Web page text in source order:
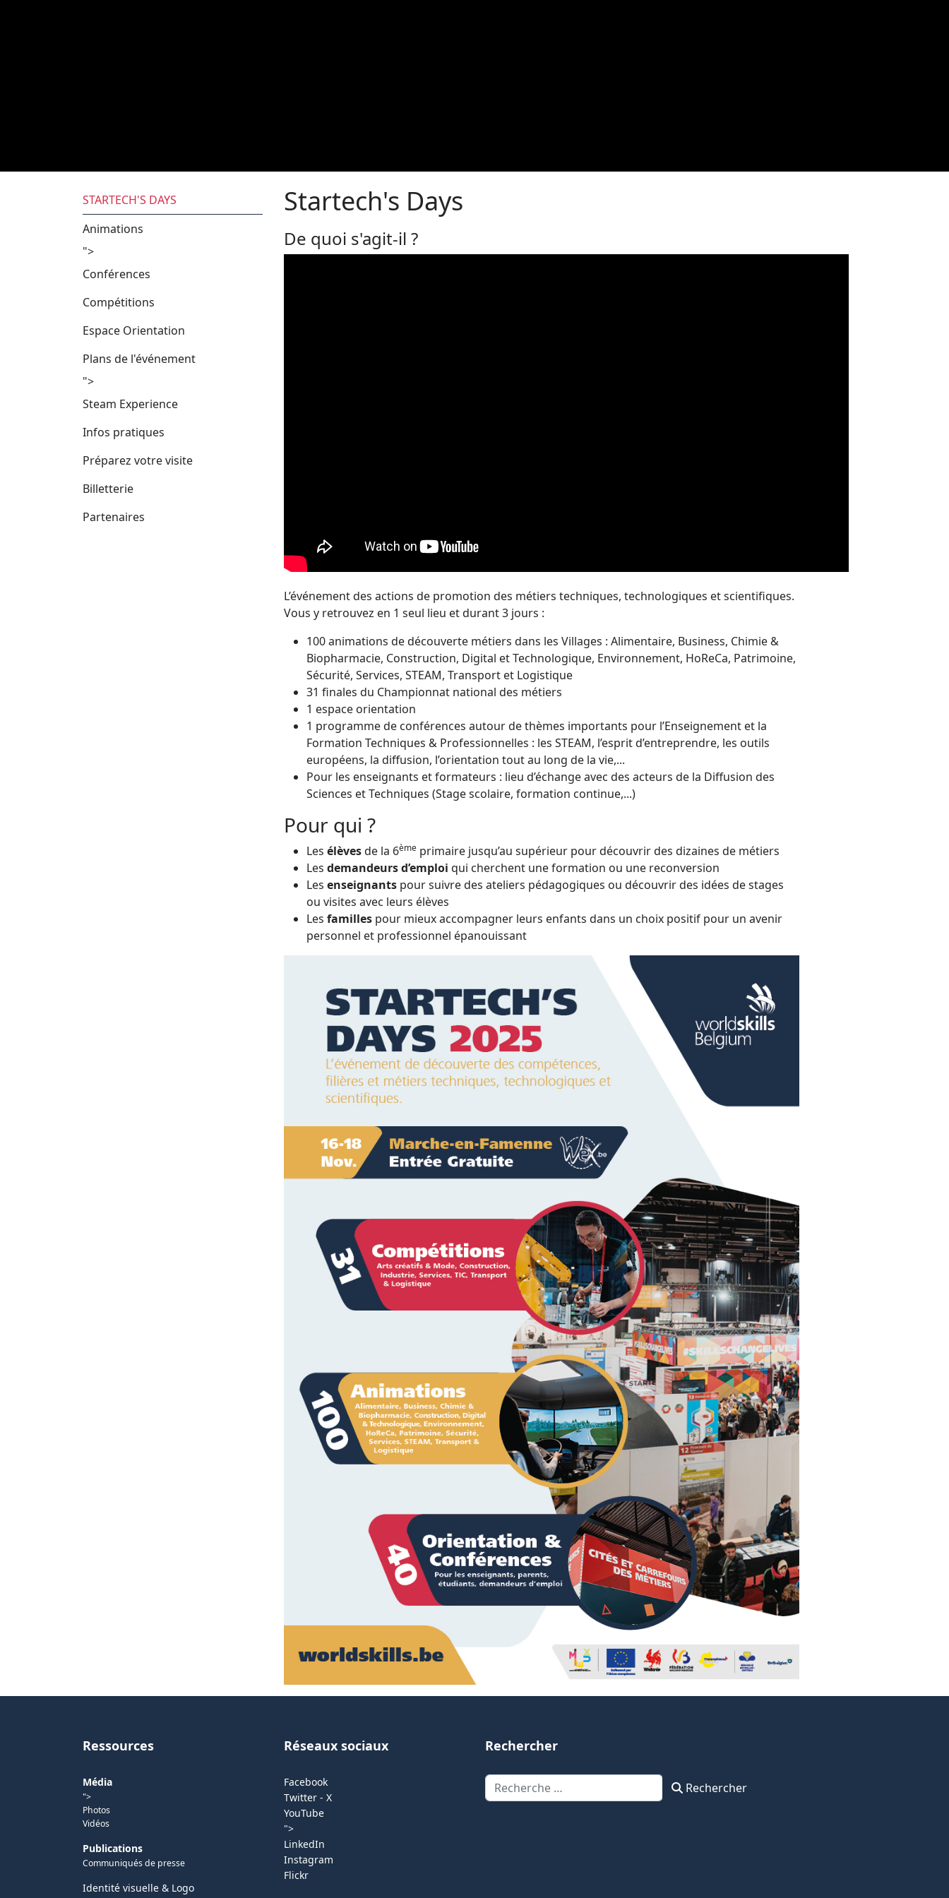
STARTECH'S DAYS
Animations
">
Conférences
Compétitions
Espace Orientation
Plans de l'événement
">
Steam Experience
Infos pratiques
Préparez votre visite
Billetterie
Partenaires
Startech's Days
De quoi s'agit-il ?
L’événement des actions de promotion des métiers techniques, technologiques et scientifiques.
Vous y retrouvez en 1 seul lieu et durant 3 jours :
100 animations de découverte métiers dans les Villages : Alimentaire, Business, Chimie &
Biopharmacie, Construction, Digital et Technologique, Environnement, HoReCa, Patrimoine,
Sécurité, Services, STEAM, Transport et Logistique
31 finales du Championnat national des métiers
1 espace orientation
1 programme de conférences autour de thèmes importants pour l’Enseignement et la
Formation Techniques & Professionnelles : les STEAM, l’esprit d’entreprendre, les outils
européens, la diffusion, l’orientation tout au long de la vie,...
Pour les enseignants et formateurs : lieu d’échange avec des acteurs de la Diffusion des
Sciences et Techniques (Stage scolaire, formation continue,...)
Pour qui ?
Les élèvesde la 6ème primaire jusqu’au supérieur pour découvrir des dizaines de métiers
Les demandeurs d’emploi qui cherchent une formation ou une reconversion
Les enseignants pour suivre des ateliers pédagogiques ou découvrir des idées de stages
ou visites avec leurs élèves
Les familles pour mieux accompagner leurs enfants dans un choix positif pour un avenir
personnel et professionnel épanouissant
Ressources
Média
">
Photos
Vidéos
Publications
Communiqués de presse
Identité visuelle & Logo
Réseaux sociaux
Facebook
Twitter - X
YouTube
">
LinkedIn
Instagram
Flickr
Rechercher
Rechercher Rechercher